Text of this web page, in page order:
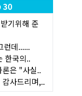
30
기위해 준
런데......
한국의..
은 "사실..
사드리며,..